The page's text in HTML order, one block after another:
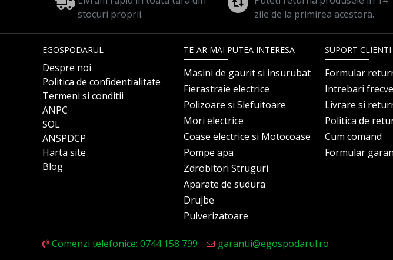
stocuri proprii.
zile de la primirea acestora.
EGOSPODARUL
Despre noi
Politica de confidentialitate
Termeni si conditii
ANPC
SOL
ANSPDCP
Harta site
Blog
TE-AR MAI PUTEA INTERESA
Masini de gaurit si insurubat
Fierastraie electrice
Polizoare si Slefuitoare
Mori electrice
Coase electrice si Motocoase
Pompe apa
Zdrobitori Struguri
Aparate de sudura
Drujbe
Pulverizatoare
SUPORT CLIENTI
Formular
Intrebari
Livrare si
Politica de
Cum comand
Formular
Comenzi telefonice: 0744 158 799 garantii@egospodarul.ro